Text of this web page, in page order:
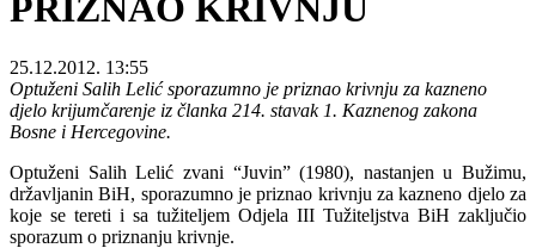
PRIZNAO KRIVNJU
25.12.2012. 13:55
Optuženi Salih Lelić sporazumno je priznao krivnju za kazneno
djelo krijumčarenje iz članka 214. stavak 1. Kaznenog zakona
Bosne i Hercegovine.
Optuženi Salih Lelić zvani “Juvin” (1980), nastanjen u Bužimu,
državljanin BiH, sporazumno je priznao krivnju za kazneno djelo za
koje se tereti i sa tužiteljem Odjela III Tužiteljstva BiH zaključio
sporazum o priznanju krivnje.